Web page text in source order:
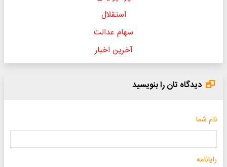
استقلال
سهام عدالت
آخرین اخبار
دیدگاه تان را بنویسید
نام شما
رایانامه